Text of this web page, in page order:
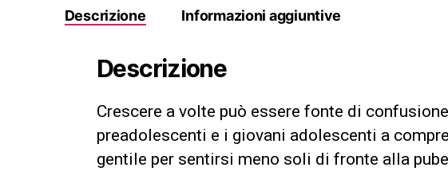
Descrizione Informazioni aggiuntive
Descrizione
Crescere a volte può essere fonte di
preadolescenti e i giovani adolescenti a
gentile per sentirsi meno soli di fronte alla